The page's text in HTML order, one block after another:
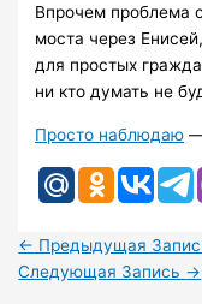
Впрочем проблема
моста через
для простых
ни кто думать не
Просто наблюдаю —
← Предыдущая
Следующая Запись →